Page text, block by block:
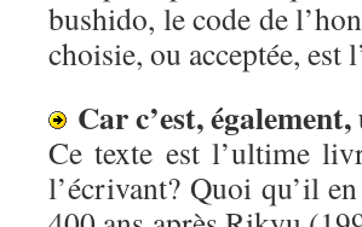
bushido, le code de
choisie, ou acceptée, est
Car c’est,
Ce texte est l’ultime
l’écrivant? Quoi qu’il